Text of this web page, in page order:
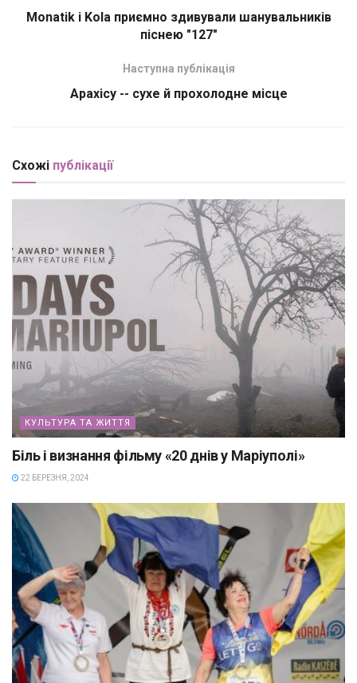
Monatik і Kola приємно здивували шанувальників
піснею "127"
Наступна публікація
Арахісу -- сухе й прохолодне місце
Схожі публікації
КУЛЬТУРА ТА ЖИТТЯ
Біль і визнання фільму «20 днів у Маріуполі»
22 БЕРЕЗНЯ, 2024